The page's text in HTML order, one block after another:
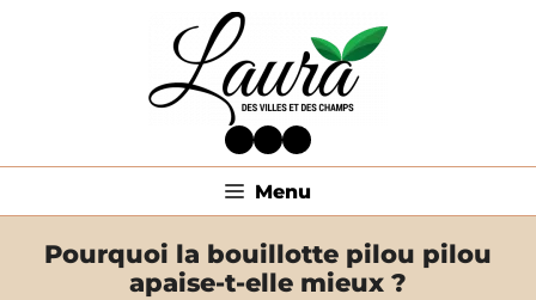
Facebook Twitter LinkedIn
Menu
Pourquoi la bouillotte pilou pilou
apaise-t-elle mieux ?